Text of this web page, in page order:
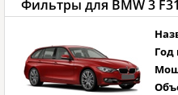
Фильтры для BMW 3
Год